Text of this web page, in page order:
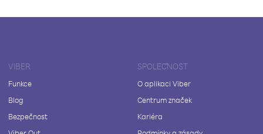
VIBER
Funkce
Blog
Bezpečnost
SPOLEČNOST
O aplikaci Viber
Centrum značek
Kariéra